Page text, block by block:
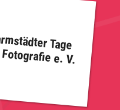
Tage
e. V.